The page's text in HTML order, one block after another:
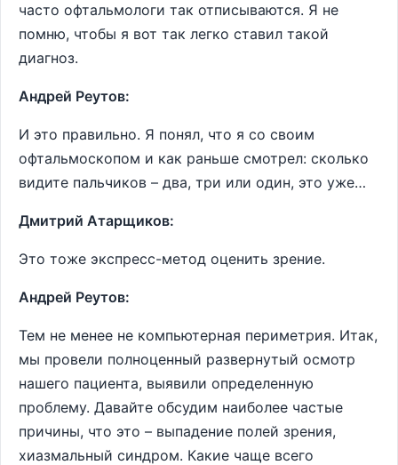
часто офтальмологи так отписываются. Я не
помню, чтобы я вот так легко ставил такой
диагноз.
Андрей Реутов:
И это правильно. Я понял, что я со своим
офтальмоскопом и как раньше смотрел: сколько
видите пальчиков – два, три или один, это уже…
Дмитрий Атарщиков:
Это тоже экспресс-метод оценить зрение.
Андрей Реутов:
Тем не менее не компьютерная периметрия. Итак,
мы провели полноценный развернутый осмотр
нашего пациента, выявили определенную
проблему. Давайте обсудим наиболее частые
причины, что это – выпадение полей зрения,
хиазмальный синдром. Какие чаще всего